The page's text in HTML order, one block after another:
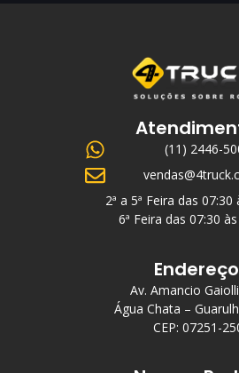
(11) 2446-
2ª a 5ª Feira das 07:30
6ª Feira das 07:30
Av. Amancio
Água Chata –
CEP: 07251-